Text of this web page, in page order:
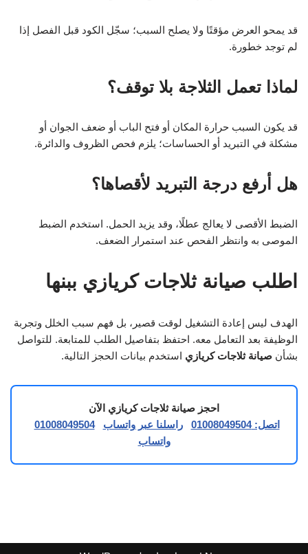
قد يمحو العرض مؤقتًا ولا يصلح السبب؛ سجّل الكود قبل الفصل إذا
لم توجد خطورة.
لماذا تعمل الثلاجة بلا توقف؟
قد يكون السبب حرارة المكان أو فتح الباب أو ضعف الجوان أو
مشكلة في التبريد أو الحساسات؛ يلزم فحص الظروف والدائرة.
هل أرفع درجة التبريد لأقصاها؟
الضبط الأقصى لا يعالج عطلًا، وقد يزيد الحمل. استخدم الضبط
الموصى به وانتظر الفحص عند استمرار الضعف.
اطلب صيانة ثلاجات كريازي ببنها
الهدف ليس إعادة التشغيل لوقت قصير، بل فهم سبب الخلل وتجربة
الوظيفة بعد التعامل معه. احتفظ بتفاصيل الطلب للمتابعة. للتواصل
بشأن صيانة ثلاجات كريازي استخدم بيانات الحجز التالية.
احجز صيانة ثلاجات كريازي الآن
اتصل: 01008049504
راسلنا عبر واتساب
01008049504
واتساب